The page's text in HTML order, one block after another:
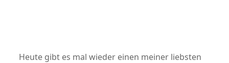
Heute gibt es mal wieder einen meiner liebsten